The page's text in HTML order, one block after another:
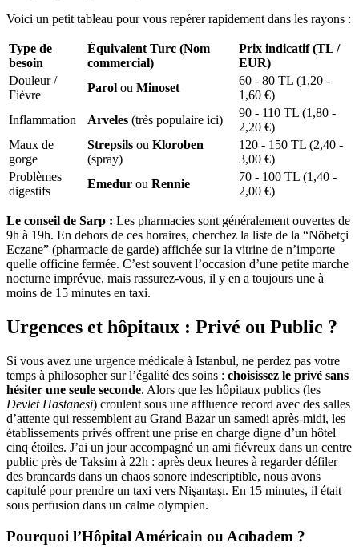
Voici un petit tableau pour vous repérer rapidement dans les rayons :
Type de
besoin
Équivalent Turc (Nom
commercial)
Prix indicatif (TL /
EUR)
Douleur /
Fièvre
Parol ou Minoset
60 - 80 TL (1,20 -
1,60 €)
Inflammation
Arveles (très populaire ici)
90 - 110 TL (1,80 -
2,20 €)
Maux de
gorge
Strepsils ou Kloroben
(spray)
120 - 150 TL (2,40 -
3,00 €)
Problèmes
digestifs
Emedur ou Rennie
70 - 100 TL (1,40 -
2,00 €)
Le conseil de Sarp : Les pharmacies sont généralement ouvertes de
9h à 19h. En dehors de ces horaires, cherchez la liste de la “Nöbetçi
Eczane” (pharmacie de garde) affichée sur la vitrine de n’importe
quelle officine fermée. C’est souvent l’occasion d’une petite marche
nocturne imprévue, mais rassurez-vous, il y en a toujours une à
moins de 15 minutes en taxi.
Urgences et hôpitaux : Privé ou Public ?
Si vous avez une urgence médicale à Istanbul, ne perdez pas votre
temps à philosopher sur l’égalité des soins : choisissez le privé sans
hésiter une seule seconde. Alors que les hôpitaux publics (les
Devlet Hastanesi) croulent sous une affluence record avec des salles
d’attente qui ressemblent au Grand Bazar un samedi après-midi, les
établissements privés offrent une prise en charge digne d’un hôtel
cinq étoiles. J’ai un jour accompagné un ami fiévreux dans un centre
public près de Taksim à 22h : après deux heures à regarder défiler
des brancards dans un chaos sonore indescriptible, nous avons
capitulé pour prendre un taxi vers Nişantaşı. En 15 minutes, il était
sous perfusion dans un calme olympien.
Pourquoi l’Hôpital Américain ou Acıbadem ?